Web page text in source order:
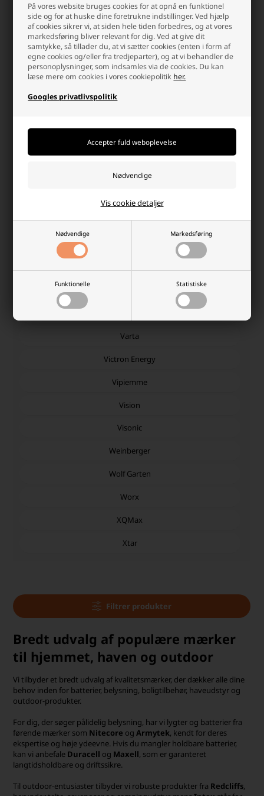
På vores website bruges cookies for at opnå en funktionel
side og for at huske dine foretrukne indstillinger. Ved hjælp
af cookies sikrer vi, at siden hele tiden forbedres, og at vores
markedsføring bliver relevant for dig. Ved at give dit
samtykke, så tillader du, at vi sætter cookies (enten i form af
egne cookies og/eller fra tredjeparter), og at vi behandler de
personoplysninger, som indsamles via de cookies. Du kan
læse mere om cookies i vores cookiepolitik her.
Googles privatlivspolitik
Nødvendige Markedsføring
Funktionelle Statistiske
Vis cookie detaljer
Scatch
SHARK
Slazenger
Sonnenschein
Symbol
Tekmee
Tivoli Audio
Topband
Varta
Victron Energy
Vipiemme
Vision
Visonic
Weinberger
Wolf Garten
Worx
XQMax
Xtar
Filtrer produkter
Bredt udvalg af populære mærker
til hjemmet, haven og outdoor
Vi tilbyder et bredt udvalg af kvalitetsmærker, der dækker alle dine
behov inden for batterier, belysning, boligtilbehør, haveudstyr og
outdoor-produkter.
For dig, der søger pålidelig belysning, har vi lygter og batterier fra
førende mærker som Nitecore ogArmytek, kendt for deres
ekspertise og høje ydeevne. Hvis du mangler holdbare batterier,
kan vi anbefale Duracell og Maxell, som er garanteret
langtidsholdbare og driftssikre.
Til outdoor-entusiaster tilbyder vi robuste produkter fra Redcliffs,